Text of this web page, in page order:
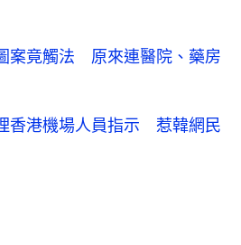
案竟觸法 原來連醫院、藥房
香港機場人員指示 惹韓網民